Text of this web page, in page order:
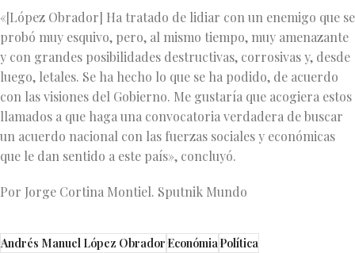
«[López Obrador] Ha tratado de lidiar con un enemigo que se
probó muy esquivo, pero, al mismo tiempo, muy amenazante
y con grandes posibilidades destructivas, corrosivas y, desde
luego, letales. Se ha hecho lo que se ha podido, de acuerdo
con las visiones del Gobierno. Me gustaría que acogiera estos
llamados a que haga una convocatoria verdadera de buscar
un acuerdo nacional con las fuerzas sociales y económicas
que le dan sentido a este país», concluyó.
Por Jorge Cortina Montiel. Sputnik Mundo
Andrés Manuel López ObradorEconómiaPolítica